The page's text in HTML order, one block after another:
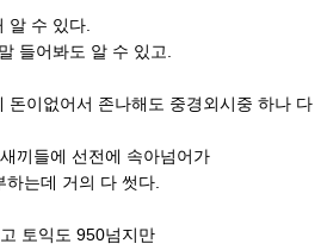
알 수 있다.
들어봐도 알 수 있고.
돈이없어서 존나해도 중경외시중 하나 다
끼들에 선전에 속아넘어가
는데 거의 다 썻다.
토익도 950넘지만